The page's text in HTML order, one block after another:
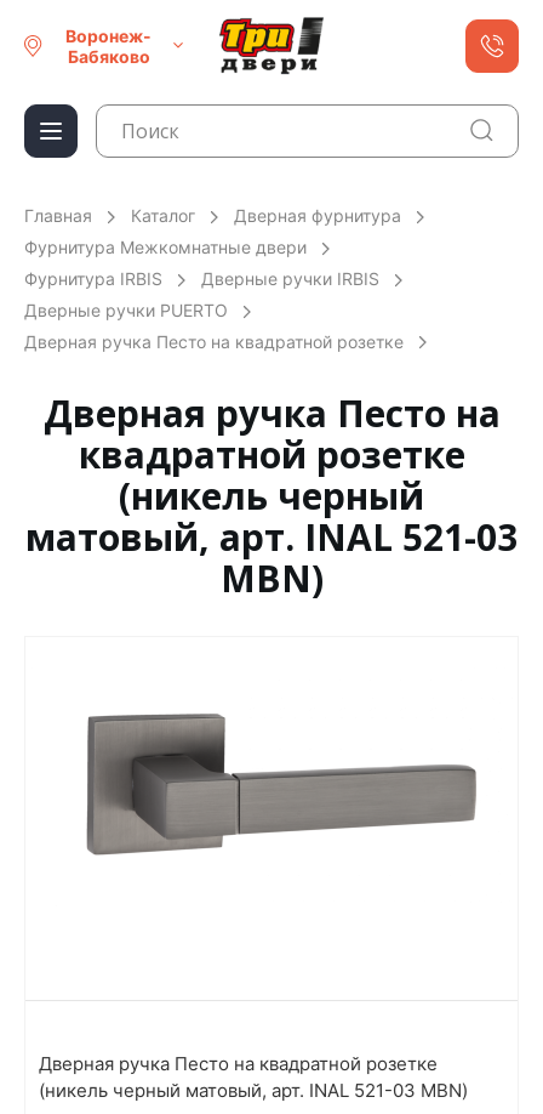
Воронеж-
Бабяково
Главная Каталог
Дверная фурнитура
Фурнитура Межкомнатные двери
Фурнитура IRBIS
Дверные ручки IRBIS
Дверные ручки PUERTO
Дверная ручка Песто на квадратной розетке
Дверная ручка Песто на
квадратной розетке
(никель черный
матовый, арт. INAL 521-03
MBN)
Дверная ручка Песто на квадратной розетке
(никель черный матовый, арт. INAL 521-03 MBN)